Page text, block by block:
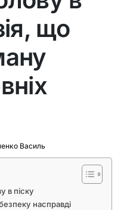
що
Василь
в піску
насправді